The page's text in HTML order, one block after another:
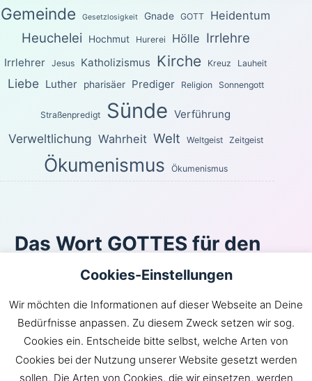
Gemeinde Gesetzlosigkeit Gnade GOTT Heidentum
Heuchelei Hochmut Hurerei Hölle Irrlehre
Irrlehrer Jesus Katholizismus Kirche Kreuz Lauheit
Liebe Luther pharisäer Prediger Religion Sonnengott
Straßenpredigt Sünde Verführung
Verweltlichung Wahrheit Welt Weltgeist Zeitgeist
Ökumenismus Ökumenismus
Das Wort GOTTES für den
heutigen Tag
Wie du den Weg des Windes nicht kennst und nicht die
Gebeine im Leib der Schwangeren, so kennst du das
Werk Gottes nicht, der alles wirkt.
Inhaltsverzeichnis|Newsroom |KLARtext|
Cookies-Einstellungen
Wir möchten die Informationen auf dieser Webseite an Deine
Bedürfnisse anpassen. Zu diesem Zweck setzen wir sog.
Cookies ein. Entscheide bitte selbst, welche Arten von
Cookies bei der Nutzung unserer Website gesetzt werden
sollen. Die Arten von Cookies, die wir einsetzen, werden